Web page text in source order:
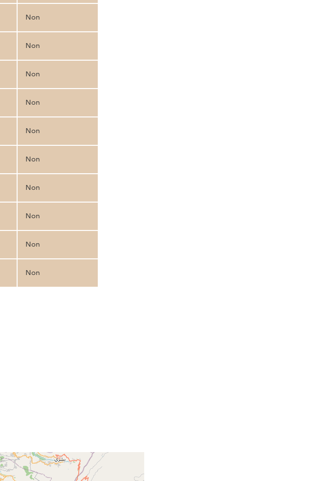
Non
Non
Non
Non
Non
Non
Non
Non
Non
Non